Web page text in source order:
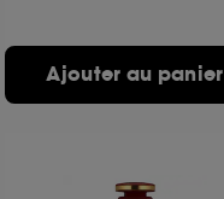
Ajouter au panier